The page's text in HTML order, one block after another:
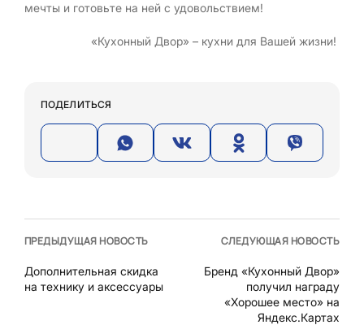
мечты и готовьте на ней с удовольствием!
«Кухонный Двор» – кухни для Вашей жизни!
ПОДЕЛИТЬСЯ
ПРЕДЫДУЩАЯ НОВОСТЬ
Дополнительная скидка
на технику и аксессуары
СЛЕДУЮЩАЯ НОВОСТЬ
Бренд «Кухонный Двор»
получил награду
«Хорошее место» на
Яндекс.Картах